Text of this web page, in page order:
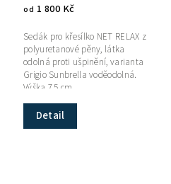
od 1 800 Kč
Detail
Sedák pro křesílko NET RELAX z
polyuretanové pěny, látka
odolná proti ušpinění, varianta
Grigio Sunbrella voděodolná.
Výška 7,5 cm.